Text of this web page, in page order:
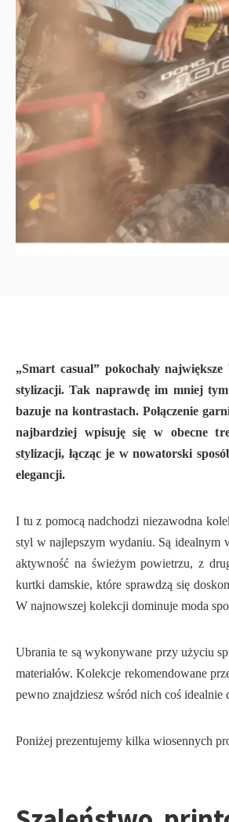
„Smart casual” pokochały
stylizacji. Tak naprawdę im mniej
bazuje na kontrastach. Połączenie
najbardziej wpisuję się w obecne
stylizacji, łącząc je w nowatorski
elegancji.
I tu z pomocą nadchodzi niezawodna
styl w najlepszym wydaniu. Są idealnym
aktywność na świeżym powietrzu, z
kurtki damskie, które sprawdzą się
W najnowszej kolekcji dominuje moda
Ubrania te są wykonywane przy użyciu
materiałów. Kolekcje rekomendowane
pewno znajdziesz wśród nich coś
Poniżej prezentujemy kilka wiosennych